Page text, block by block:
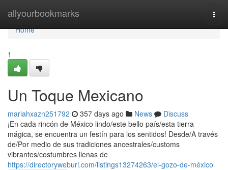
allyourbookmarks
Home
Home
1
Un Toque Mexicano
mariahxazn251792 357 days ago News
Discuss
¡En cada rincón de México lindo/este bello país/esta tierra
mágica, se encuentra un festín para los sentidos! Desde/A través
de/Por medio de sus tradiciones ancestrales/customs
vibrantes/costumbres llenas de
https://directoryweburl.com/listings13274263/el-gozo-de-méxico